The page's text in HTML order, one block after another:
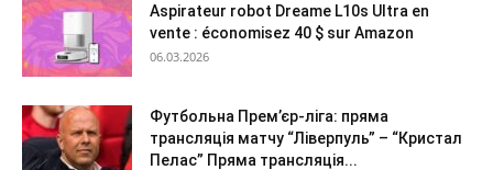
Aspirateur robot Dreame L10s Ultra en
vente : économisez 40 $ sur Amazon
06.03.2026
Футбольна Прем’єр-ліга: пряма
трансляція матчу “Ліверпуль” – “Кристал
Пелас” Пряма трансляція...